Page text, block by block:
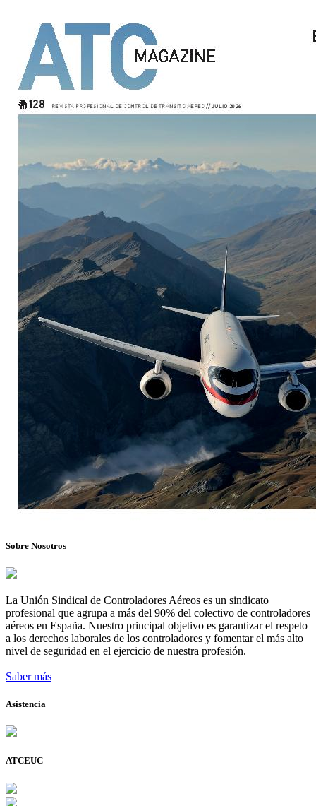
Sobre Nosotros
La Unión Sindical de Controladores Aéreos es un sindicato
profesional que agrupa a más del 90% del colectivo de controladores
aéreos en España. Nuestro principal objetivo es garantizar el respeto
a los derechos laborales de los controladores y fomentar el más alto
nivel de seguridad en el ejercicio de nuestra profesión.
Saber más
Asistencia
ATCEUC